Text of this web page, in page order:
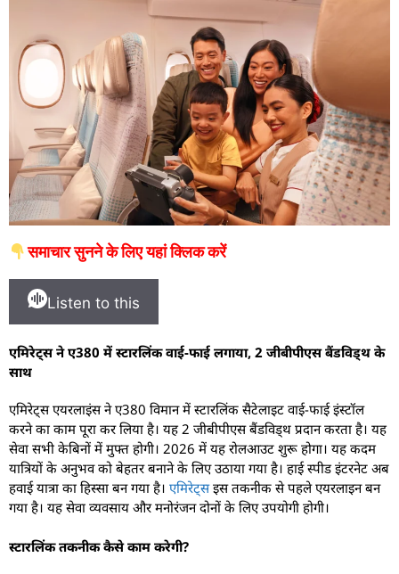
समाचार सुनने के लिए यहां क्लिक करें
Listen to this
एमिरेट्स ने ए380 में स्टारलिंक वाई-फाई लगाया, 2 जीबीपीएस बैंडविड्थ के
साथ
एमिरेट्स एयरलाइंस ने ए380 विमान में स्टारलिंक सैटेलाइट वाई-फाई इंस्टॉल
करने का काम पूरा कर लिया है। यह 2 जीबीपीएस बैंडविड्थ प्रदान करता है। यह
सेवा सभी केबिनों में मुफ्त होगी। 2026 में यह रोलआउट शुरू होगा। यह कदम
यात्रियों के अनुभव को बेहतर बनाने के लिए उठाया गया है। हाई स्पीड इंटरनेट अब
हवाई यात्रा का हिस्सा बन गया है। एमिरेट्सइस तकनीक से पहले एयरलाइन बन
गया है। यह सेवा व्यवसाय और मनोरंजन दोनों के लिए उपयोगी होगी।
स्टारलिंक तकनीक कैसे काम करेगी?